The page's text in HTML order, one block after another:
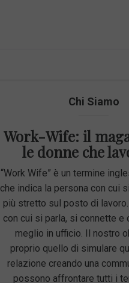
Chi Siamo
Work-Wife: il
le donne che
“Work Wife” è un termine
che indica la persona con cui
più stretto sul posto di lavoro.
con cui si parla, si connette e
meglio in ufficio. Il nostro
proprio quello di simulare
relazione creando una
possono affrontare tutti i